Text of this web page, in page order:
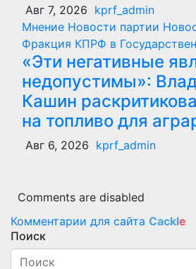
Авг 7, 2026 kprf_admin
Мнение Новости партии
Фракция КПРФ в
«Эти негативные
недопустимы»:
Кашин
на топливо для
Авг 6, 2026 kprf_admin
Comments are disabled
Комментарии для сайта Cackle
Поиск